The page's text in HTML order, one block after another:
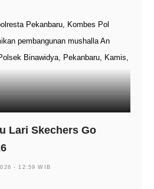
Pekanbaru, Kombes Pol
pembangunan mushalla An
Binawidya, Pekanbaru, Kamis,
Lari Skechers Go
- 12:59 WIB